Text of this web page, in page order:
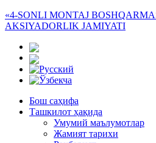
«4-SONLI MONTAJ
AKSIYADORLIK JAMIYATI
Бош саҳифа
Ташкилот ҳақида
Умумий маълумотлар
Жамият тарихи